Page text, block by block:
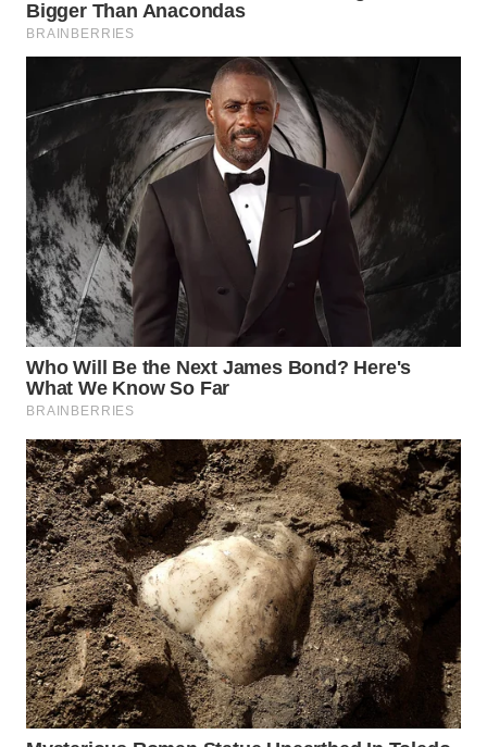
WN
MANDALIKA
LIKUPANG
WN
LABUANBAJO
WN
BORNEO
Wahana
Media
Group
WAHANA
NEWS
WAHANA
TANI
WAHANA
ADVOKAT
WAHANA
INFRASTRUKTUR